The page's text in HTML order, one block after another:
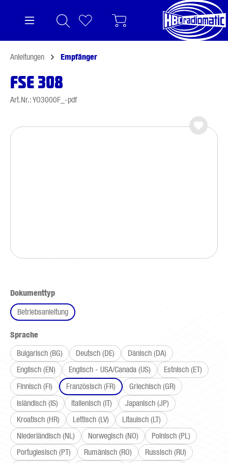
Anleitungen Empfänger
FSE 308
Art.Nr.: YO3000F_-pdf
Bildergalerie überspringen
Dokumenttypauswählen
Betriebsanleitung
Spracheauswählen
Bulgarisch (BG)
Deutsch (DE)
Dänisch (DA)
Englisch (EN)
Englisch - USA/Canada (US)
Estnisch (ET)
Finnisch (FI)
Französisch (FR)
Griechisch (GR)
Isländisch (IS)
Italienisch (IT)
Japanisch (JP)
Kroatisch (HR)
Lettisch (LV)
Litauisch (LT)
Niederländisch (NL)
Norwegisch (NO)
Polnisch (PL)
Portugiesisch (PT)
Rumänisch (RO)
Russisch (RU)